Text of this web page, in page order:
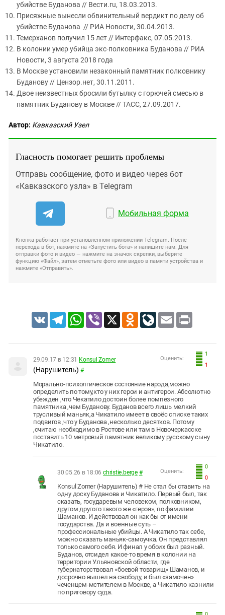
убийстве Буданова // Вести.ru, 18.03.2013.
Присяжные вынесли обвинительный вердикт по делу об
убийстве Буданова // РИА Новости, 30.04.2013.
Темерханов получил 15 лет // Интерфакс, 07.05.2013.
В колонии умер убийца экс-полковника Буданова // РИА
Новости, 3 августа 2018 года
В Москве установили незаконный памятник полковнику
Буданову // Цензор.нет, 30.11.2011.
Двое неизвестных бросили бутылку с горючей смесью в
памятник Буданову в Москве // ТАСС, 27.09.2017.
Автор: Кавказский Узел
Гласность помогает решить проблемы
Отправь сообщение, фото и видео через бот
«Кавказского узла» в Telegram
Мобильная форма
Кнопка работает при установленном приложении Telegram. После
перехода в бот, нажмите на «Запустить бота» и напишите нам. Для
отправки фото и видео — нажмите на значок скрепки, выберите
функцию «Файл», затем отметьте фото или видео в памяти устройства и
нажмите «Отправить».
VK TelegramWhatsApp
Viber X Odnoklassniki
LiveJournal
Email Print
1
1
Оценить:
29.09.17 в 12:31 Konsul Zomer
(Нарушитель) #
Морально-психолгическое состояние народа,можно
определить по тому,кто у них герои и антигерои. Абсолютно
убежден ,что Чекатило достоин более помпезного
памятника ,чем Буданову. Буданов всего лишь мелкий
трусливый маньяк,а Чикатило имеет в своёс списке таких
подвигов ,что у Буданова ,несколько десятков. Потому
,считаю необходимо в Ростове или там в Новочеркасске
поставить 10 метровый памятник великому русскому сыну
Чикатило.
0
0
Оценить:
30.05.26 в 18:06 christie.berge #
Konsul Zomer (Нарушитель) # Не стал бы ставить на
одну доску Буданова и Чикатило. Первый был, так
сказать, государевым человеком, полковником,
другом другого такого же «героя», по фамилии
Шаманов. И действовал он как бы от имени
государства. Да и военные суть –
профессиональные убийцы. А Чикатило так себе,
можно сказать маньяк-самоучка. Он представлял
только самого себя. И финал у обоих был разный.
Буданов, отсидел какое-то время в колонии на
территории Ульяновской области, где
губернаторствовал «боевой товарищ» Шаманов, и
досрочно вышел на свободу, и был «замочен»
чеченцем-мстителем в Москве, а Чикатило казнили
по приговору суда.